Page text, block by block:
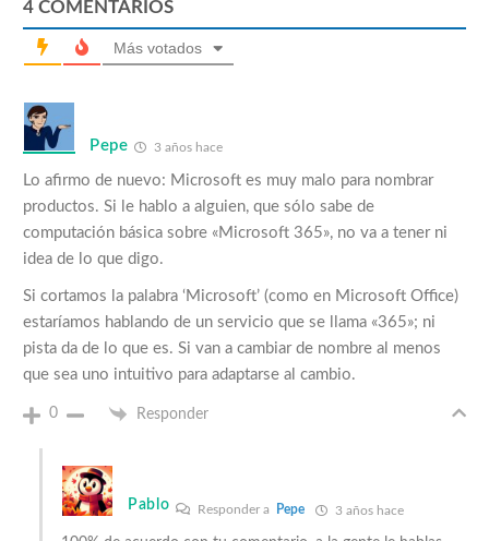
4 COMENTARIOS
Más votados
Pepe 3 años hace
Lo afirmo de nuevo: Microsoft es muy malo para nombrar
productos. Si le hablo a alguien, que sólo sabe de
computación básica sobre «Microsoft 365», no va a tener ni
idea de lo que digo.
Si cortamos la palabra ‘Microsoft’ (como en Microsoft Office)
estaríamos hablando de un servicio que se llama «365»; ni
pista da de lo que es. Si van a cambiar de nombre al menos
que sea uno intuitivo para adaptarse al cambio.
0 Responder
Pablo Responder a Pepe 3 años hace